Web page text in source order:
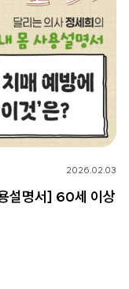
2026.02.03
60세 이상